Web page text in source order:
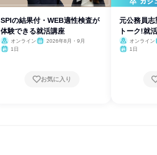
SPIの結果付・WEB適性検査が
体験できる就活講座
オンライン
2026年8月・9月
1日
お気に入り
元公務員
トーク!就
オンライン
1日